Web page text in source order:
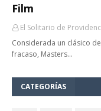
Film
El Solitario de
Considerada un clásico
fracaso, Masters…
CATEGORÍAS